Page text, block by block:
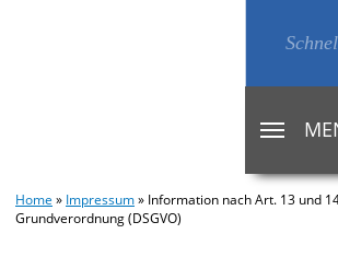
Home » Impressum» Information nach Art. 13 und
Grundverordnung (DSGVO)